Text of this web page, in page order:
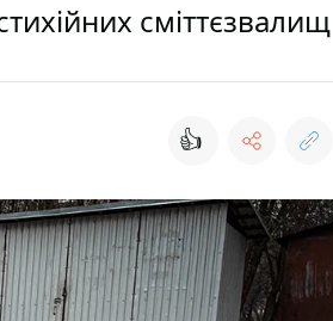
сміттєзвалищ
👍